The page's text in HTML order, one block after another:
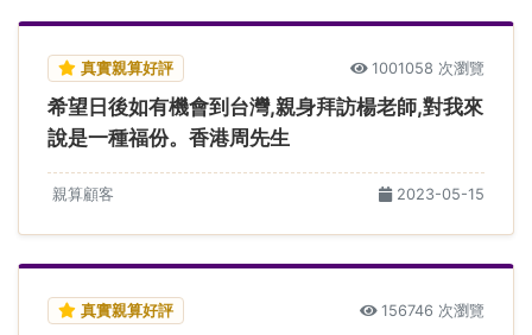
真實親算好評 1001058 次瀏覽
希望日後如有機會到台灣,親身拜訪楊老師,對我來
說是一種福份。香港周先生
親算顧客 2023-05-15
真實親算好評 156746 次瀏覽